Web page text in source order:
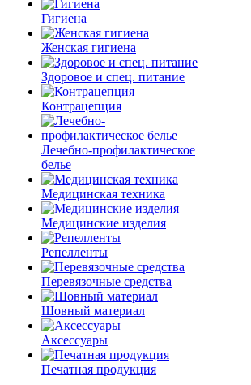
Гигиена
Женская гигиена
Здоровое и спец. питание
Контрацепция
Лечебно-профилактическое
белье
Медицинская техника
Медицинские изделия
Репелленты
Перевязочные средства
Шовный материал
Аксессуары
Печатная продукция